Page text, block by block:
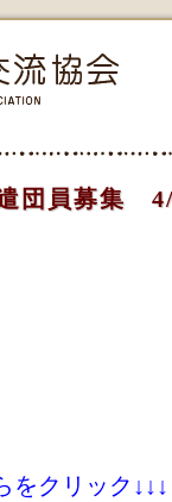
遣団員募集
クリック↓↓↓